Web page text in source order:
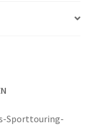
Sporttouring-